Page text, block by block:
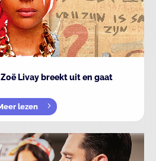
Zoë Livay breekt uit en gaat
lezen